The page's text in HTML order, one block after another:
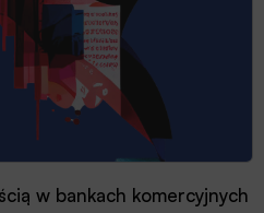
w bankach komercyjnych